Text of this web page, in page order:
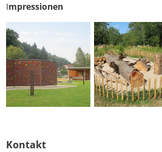
Impressionen
Kontakt